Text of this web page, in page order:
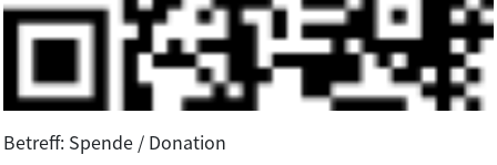
Betreff: Spende / Donation